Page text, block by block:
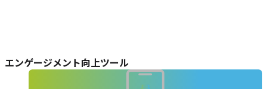
エンゲージメント向上ツール